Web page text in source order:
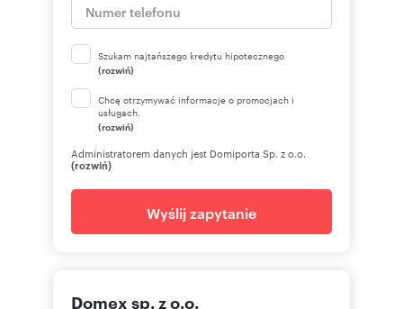
Szukam najtańszego kredytu hipotecznego
(rozwiń)
Chcę otrzymywać informacje o promocjach i
usługach.
(rozwiń)
Administratorem danych jest Domiporta Sp. z o.o.
(rozwiń)
Wyślij zapytanie
Domex sp. z o.o.